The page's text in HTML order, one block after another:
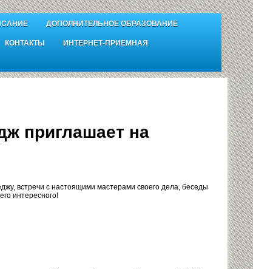
ДОПОЛНИТЕЛЬНОЕ ОБРАЗОВАНИЕ
КОНТАКТЫ ИНТЕРНЕТ-ПРИЁМНАЯ
приглашает на
встречи с настоящими мастерами своего дела, беседы
интересного!